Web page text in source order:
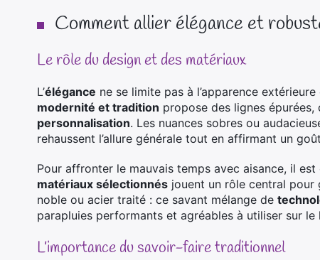
Comment allier élégance et
Le rôle du design et des matériaux
L’élégance ne se limite pas à l’apparence extérieure
modernité et tradition propose des lignes
personnalisation. Les nuances sobres ou
rehaussent l’allure générale tout en affirmant un
Pour affronter le mauvais temps avec aisance, il est
matériaux sélectionnés jouent un rôle central pour
noble ou acier traité : ce savant mélange de
parapluies performants et agréables à utiliser sur le
L’importance du savoir-faire traditionnel